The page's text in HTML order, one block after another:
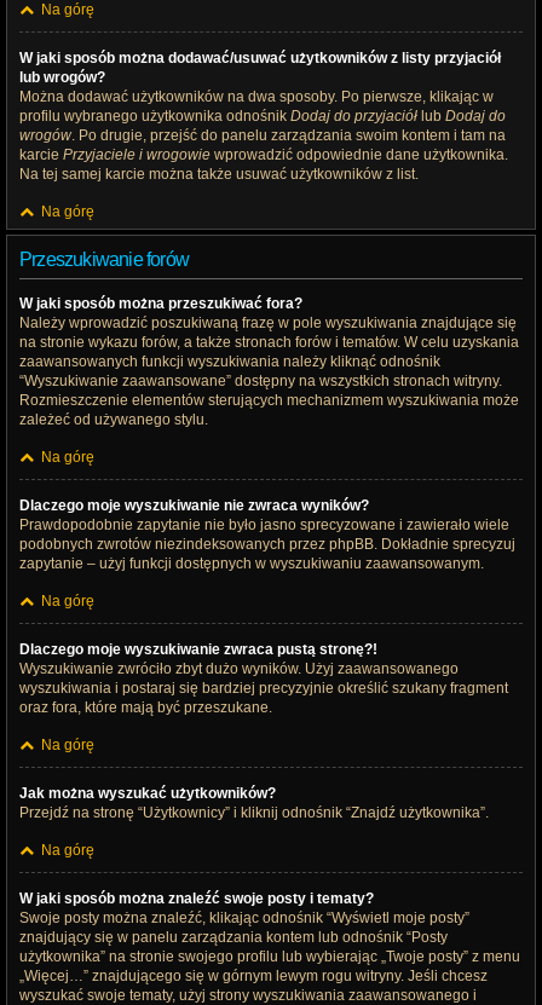
Na górę
W jaki sposób można dodawać/usuwać użytkowników z listy przyjaciół
lub wrogów?
Można dodawać użytkowników na dwa sposoby. Po pierwsze, klikając w
profilu wybranego użytkownika odnośnik Dodaj do przyjaciół lub Dodaj do
wrogów. Po drugie, przejść do panelu zarządzania swoim kontem i tam na
karcie Przyjaciele i wrogowie wprowadzić odpowiednie dane użytkownika.
Na tej samej karcie można także usuwać użytkowników z list.
Na górę
Przeszukiwanie forów
W jaki sposób można przeszukiwać fora?
Należy wprowadzić poszukiwaną frazę w pole wyszukiwania znajdujące się
na stronie wykazu forów, a także stronach forów i tematów. W celu uzyskania
zaawansowanych funkcji wyszukiwania należy kliknąć odnośnik
“Wyszukiwanie zaawansowane” dostępny na wszystkich stronach witryny.
Rozmieszczenie elementów sterujących mechanizmem wyszukiwania może
zależeć od używanego stylu.
Na górę
Dlaczego moje wyszukiwanie nie zwraca wyników?
Prawdopodobnie zapytanie nie było jasno sprecyzowane i zawierało wiele
podobnych zwrotów niezindeksowanych przez phpBB. Dokładnie sprecyzuj
zapytanie – użyj funkcji dostępnych w wyszukiwaniu zaawansowanym.
Na górę
Dlaczego moje wyszukiwanie zwraca pustą stronę?!
Wyszukiwanie zwróciło zbyt dużo wyników. Użyj zaawansowanego
wyszukiwania i postaraj się bardziej precyzyjnie określić szukany fragment
oraz fora, które mają być przeszukane.
Na górę
Jak można wyszukać użytkowników?
Przejdź na stronę “Użytkownicy” i kliknij odnośnik “Znajdź użytkownika”.
Na górę
W jaki sposób można znaleźć swoje posty i tematy?
Swoje posty można znaleźć, klikając odnośnik “Wyświetl moje posty”
znajdujący się w panelu zarządzania kontem lub odnośnik “Posty
użytkownika” na stronie swojego profilu lub wybierając „Twoje posty” z menu
„Więcej…” znajdującego się w górnym lewym rogu witryny. Jeśli chcesz
wyszukać swoje tematy, użyj strony wyszukiwania zaawansowanego i